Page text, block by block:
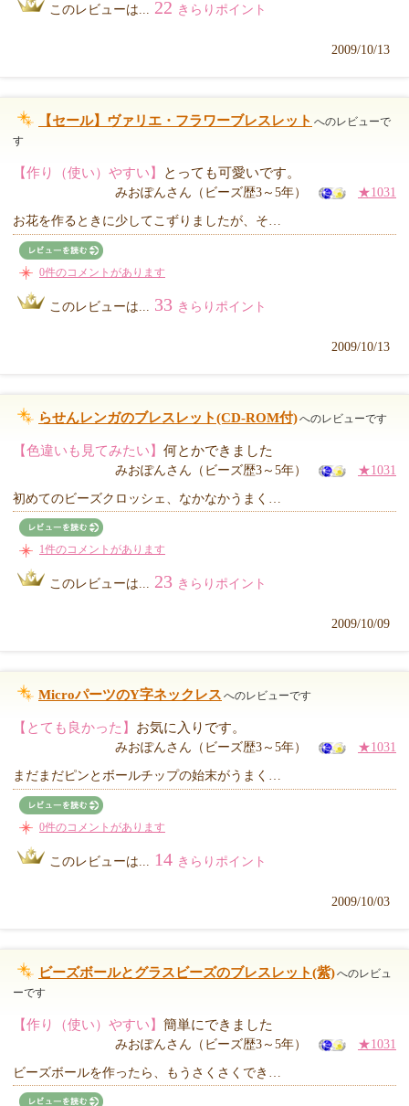
このレビューは... 22 きらりポイント
2009/10/13
【セール】ヴァリエ・フラワーブレスレット へのレビューで
す
【作り（使い）やすい】 とっても可愛いです。
みおぽんさん（ビーズ歴3～5年） ★1031
お花を作るときに少してこずりましたが、そ…
0件のコメントがあります
このレビューは... 33 きらりポイント
2009/10/13
らせんレンガのブレスレット(CD-ROM付)へのレビューです
【色違いも見てみたい】 何とかできました
みおぽんさん（ビーズ歴3～5年） ★1031
初めてのビーズクロッシェ、なかなかうまく…
1件のコメントがあります
このレビューは... 23 きらりポイント
2009/10/09
MicroパーツのY字ネックレス へのレビューです
【とても良かった】 お気に入りです。
みおぽんさん（ビーズ歴3～5年） ★1031
まだまだピンとボールチップの始末がうまく…
0件のコメントがあります
このレビューは... 14 きらりポイント
2009/10/03
ビーズボールとグラスビーズのブレスレット(紫)へのレビュ
ーです
【作り（使い）やすい】 簡単にできました
みおぽんさん（ビーズ歴3～5年） ★1031
ビーズボールを作ったら、もうさくさくでき…